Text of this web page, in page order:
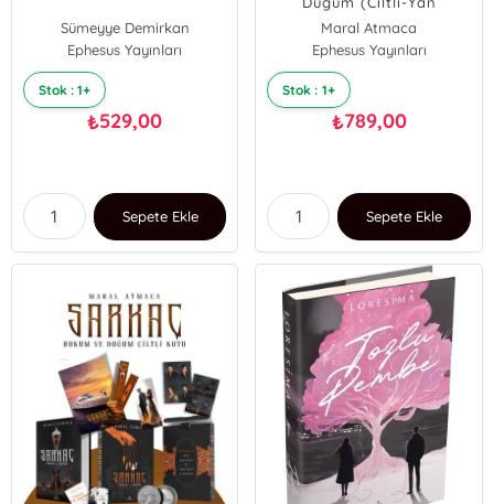
Sümeyye Demirkan
Ephesus Yayınları
Stok : 1+
₺529,00
Sepete Ekle
Boyamalı Kutu)
Maral Atmaca
Ephesus Yayınları
Stok : 1+
₺789,00
Sepete Ekle